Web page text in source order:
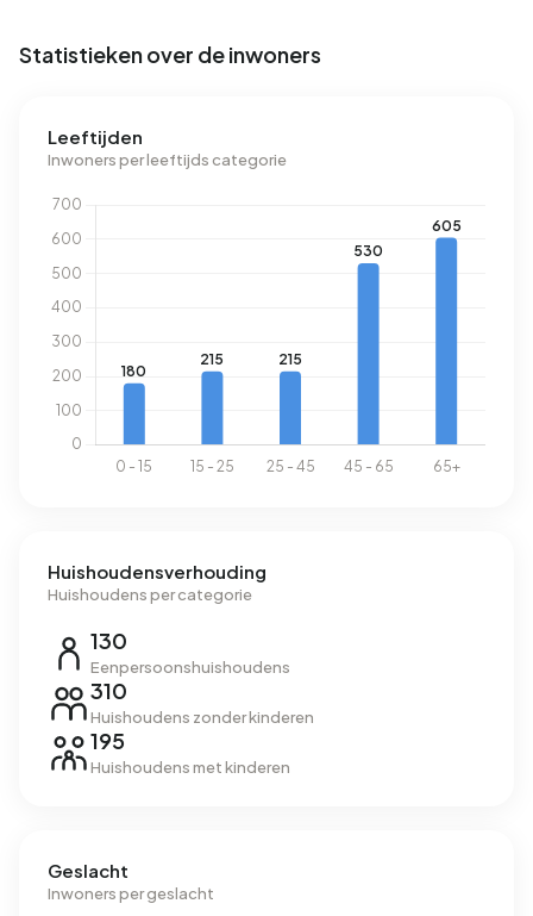
Statistieken over de inwoners
Leeftijden
Inwoners per leeftijds categorie
Huishoudensverhouding
Huishoudens per categorie
130
Eenpersoonshuishoudens
310
Huishoudens zonder kinderen
195
Huishoudens met kinderen
Geslacht
Inwoners per geslacht